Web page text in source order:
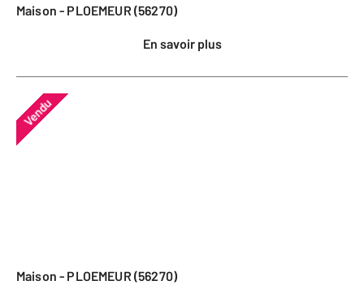
Maison - PLOEMEUR (56270)
En savoir plus
Vendu
Maison - PLOEMEUR (56270)